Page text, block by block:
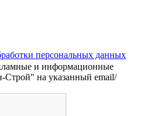
персональных данных
и информационные
на указанный email/